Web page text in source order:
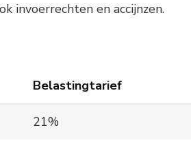
invoerrechten en accijnzen.
Belastingtarief
21%